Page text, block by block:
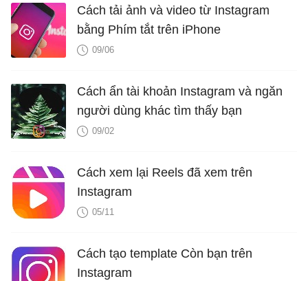
Cách tải ảnh và video từ Instagram
bằng Phím tắt trên iPhone
09/06
Cách ẩn tài khoản Instagram và ngăn
người dùng khác tìm thấy bạn
09/02
Cách xem lại Reels đã xem trên
Instagram
05/11
Cách tạo template Còn bạn trên
Instagram